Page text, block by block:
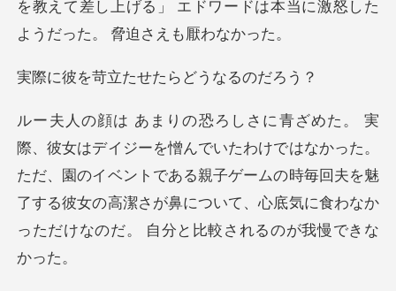
を教えて
立たせたらど
ではなかった。
ただ、園のイベントである親子ゲームの時毎回夫を魅
了する彼女の高潔さ